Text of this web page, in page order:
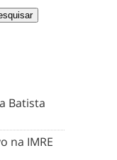
Batista
na IMRE